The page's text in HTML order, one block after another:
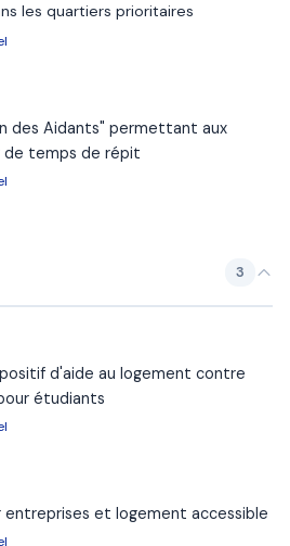
les quartiers prioritaires
des Aidants" permettant aux
de temps de répit
3
d'aide au logement contre
étudiants
entreprises et logement accessible